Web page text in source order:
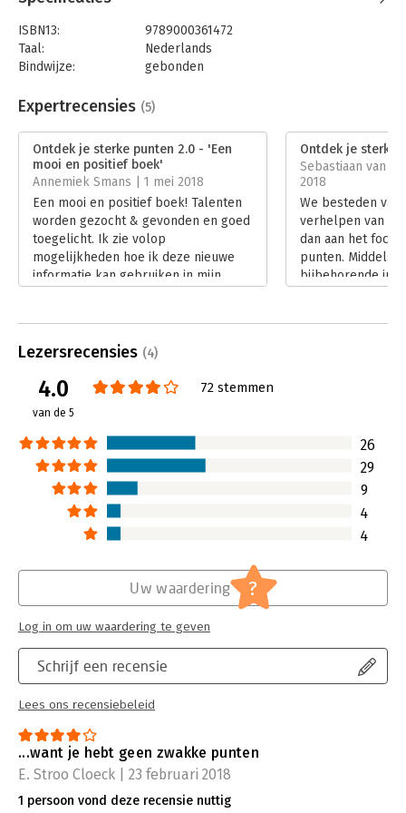
ISBN13:
9789000361472
Taal:
Nederlands
Bindwijze:
gebonden
Uitgever:
Unieboek | Het Spectrum
Verschijningsdatum:
Hoofdrubriek: Persoonlijke effectiviteit
Expertrecensies (5)
Ontdek je sterke punten 2.0 - 'Een
mooi en positief boek'
Annemiek Smans | 1 mei 2018
Een mooi en positief boek! Talenten
worden gezocht & gevonden en goed
toegelicht. Ik zie volop
mogelijkheden hoe ik deze nieuwe
informatie kan gebruiken in mijn
Ontdek je sterke
Sebastiaan van
2018
We besteden
verhelpen van
dan aan het
punten. Middels
bijbehorende
Lezersrecensies (4)
4.0
van de 5
72 stemmen
26
29
9
4
4
Schrijf een recensie
Lees ons recensiebeleid
Uw waardering ?
Log in om uw waardering te geven
...want je hebt geen zwakke punten
E. Stroo Cloeck | 23 februari 2018
1 persoon vond deze recensie nuttig